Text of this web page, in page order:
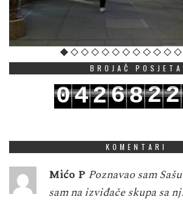
BROJAČ POSJETA
0426822
KOMENTARI
Mićo P Poznavao sam
sam na izviđače skupa sa